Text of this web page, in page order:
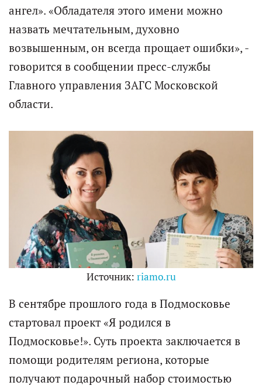
ангел». «Обладателя этого имени можно
назвать мечтательным, духовно
возвышенным, он всегда прощает ошибки», -
говорится в сообщении пресс-службы
Главного управления ЗАГС Московской
области.
Источник: riamo.ru
В сентябре прошлого года в Подмосковье
стартовал проект «Я родился в
Подмосковье!». Суть проекта заключается в
помощи родителям региона, которые
получают подарочный набор стоимостью